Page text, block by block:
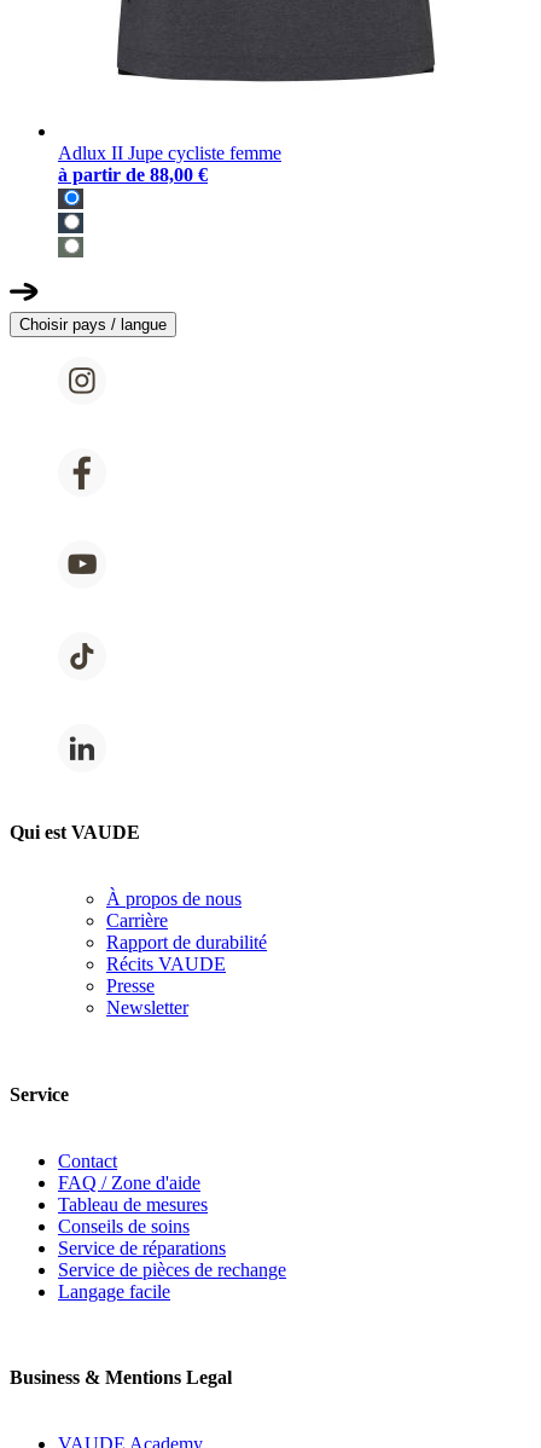
Adlux II Jupe cycliste femme
à partir de 88,00 €
Choisir pays / langue
Qui est VAUDE
À propos de nous
Carrière
Rapport de durabilité
Récits VAUDE
Presse
Newsletter
Service
Contact
FAQ / Zone d'aide
Tableau de mesures
Conseils de soins
Service de réparations
Service de pièces de rechange
Langage facile
Business & Mentions Legal